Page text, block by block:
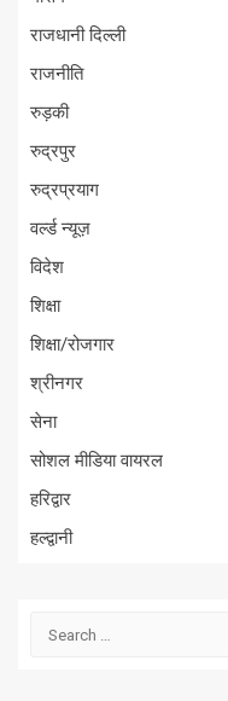
राजधानी दिल्ली
राजनीति
रुड़की
रुद्रपुर
रुद्रप्रयाग
वर्ल्ड न्यूज़
विदेश
शिक्षा
शिक्षा/रोजगार
श्रीनगर
सेना
सोशल मीडिया वायरल
हरिद्वार
हल्द्वानी
Search